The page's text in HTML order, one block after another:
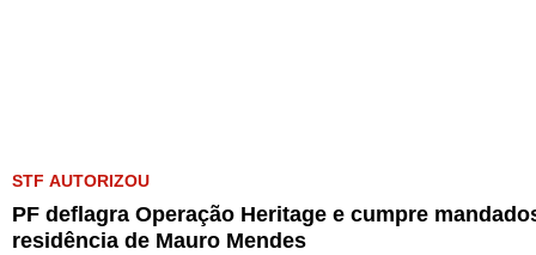
STF AUTORIZOU
PF deflagra Operação Heritage e cumpre
residência de Mauro Mendes